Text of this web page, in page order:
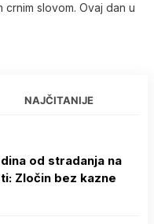
slovom. Ovaj dan u
NAJČITANIJE
od stradanja na
Zločin bez kazne